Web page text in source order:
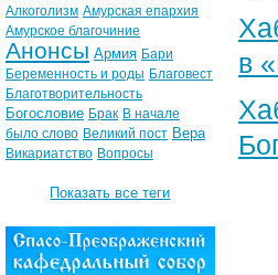
в
Алкоголизм Амурская епархия
Амурское благочиние
Анонсы Армия Бари
Беременность и роды Благовест
Благотворительность
Богословие Брак В начале
было слово Великий пост Вера
Викариатство Вопросы
Показать все теги